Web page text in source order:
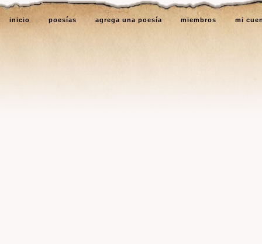
inicio poesías agrega una poesía miembros mi